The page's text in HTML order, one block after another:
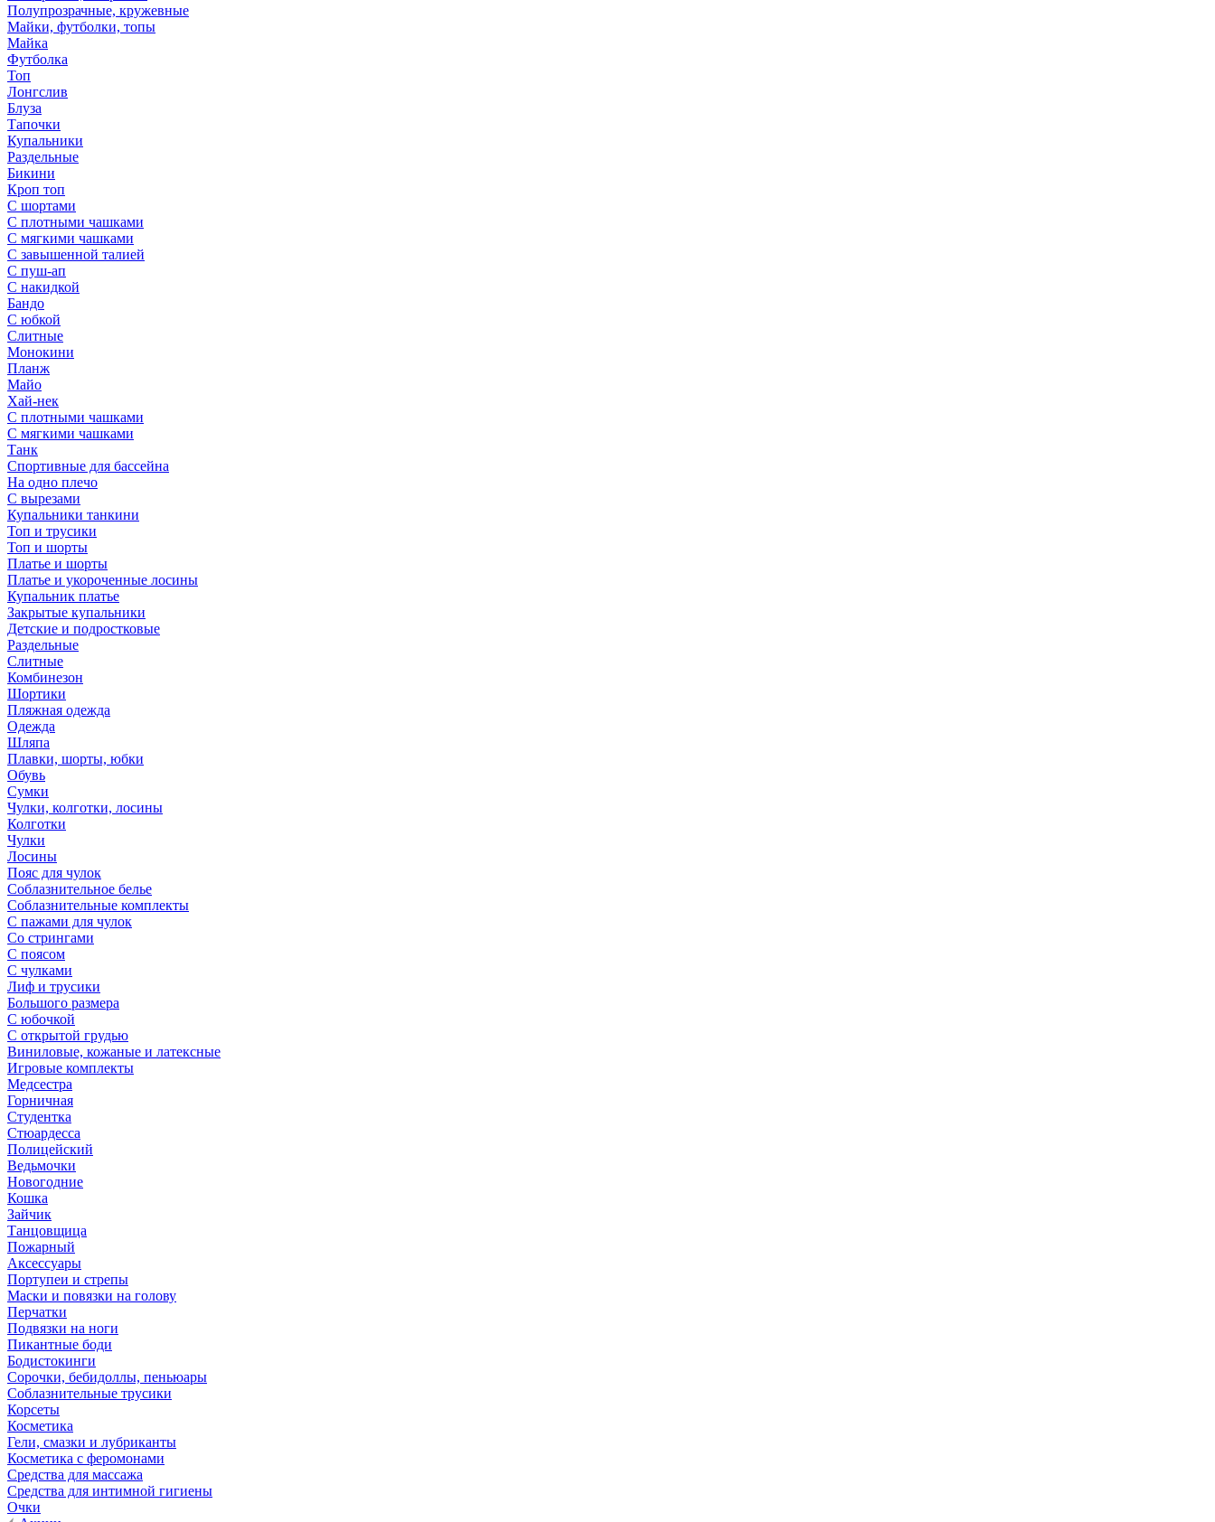
Полупрозрачные, кружевные
Майки, футболки, топы
Майка
Футболка
Топ
Лонгслив
Блуза
Тапочки
Купальники
Раздельные
Бикини
Кроп топ
С шортами
С плотными чашками
С мягкими чашками
С завышенной талией
С пуш-ап
С накидкой
Бандо
С юбкой
Слитные
Монокини
Планж
Майо
Хай-нек
С плотными чашками
С мягкими чашками
Танк
Спортивные для бассейна
На одно плечо
С вырезами
Купальники танкини
Топ и трусики
Топ и шорты
Платье и шорты
Платье и укороченные лосины
Купальник платье
Закрытые купальники
Детские и подростковые
Раздельные
Слитные
Комбинезон
Шортики
Пляжная одежда
Одежда
Шляпа
Плавки, шорты, юбки
Обувь
Сумки
Чулки, колготки, лосины
Колготки
Чулки
Лосины
Пояс для чулок
Соблазнительное белье
Соблазнительные комплекты
С пажами для чулок
Со стрингами
С поясом
С чулками
Лиф и трусики
Большого размера
С юбочкой
С открытой грудью
Виниловые, кожаные и латексные
Игровые комплекты
Медсестра
Горничная
Студентка
Стюардесса
Полицейский
Ведьмочки
Новогодние
Кошка
Зайчик
Танцовщица
Пожарный
Аксессуары
Портупеи и стрепы
Маски и повязки на голову
Перчатки
Подвязки на ноги
Пикантные боди
Бодистокинги
Сорочки, бебидоллы, пеньюары
Соблазнительные трусики
Корсеты
Косметика
Гели, смазки и лубриканты
Косметика с феромонами
Средства для массажа
Средства для интимной гигиены
Очки